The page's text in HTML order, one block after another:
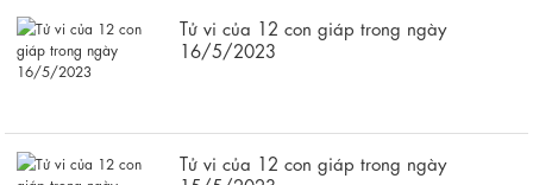
Tử vi của 12 con giáp trong ngày
16/5/2023
Tử vi của 12 con giáp trong ngày